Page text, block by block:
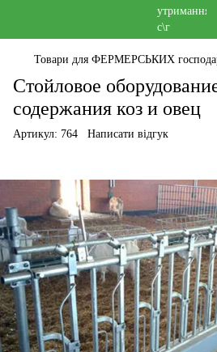
Товари для ФЕРМЕРСЬКИХ
Стойловое
содержания коз и овец
Артикул: 764 Написати відгук